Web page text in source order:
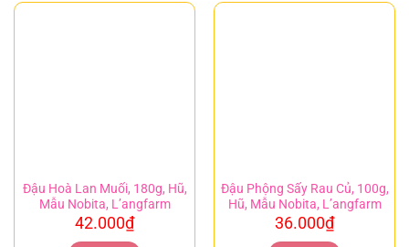
Đậu Hoà Lan Muối, 180g, Hũ,
Mẫu Nobita, L’angfarm
42.000₫
Đậu Phộng Sấy Rau Củ, 100g,
Hũ, Mẫu Nobita, L’angfarm
36.000₫